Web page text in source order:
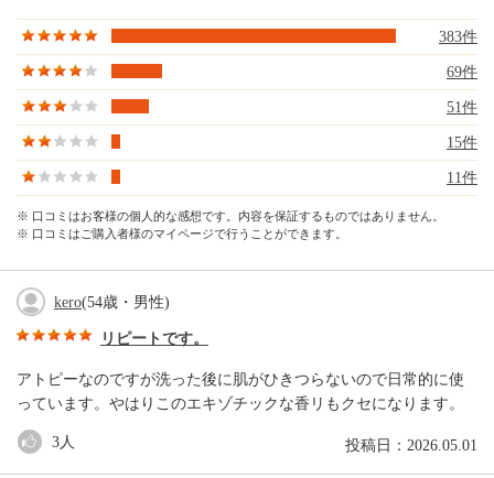
383件
69件
51件
15件
11件
※ 口コミはお客様の個人的な感想です。内容を保証するものではありません。
※ 口コミはご購入者様のマイページで行うことができます。
kero(54歳・男性)
リピートです。
アトピーなのですが洗った後に肌がひきつらないので日常的に使
っています。やはりこのエキゾチックな香リもクセになります。
投稿日：2026.05.01
3 人